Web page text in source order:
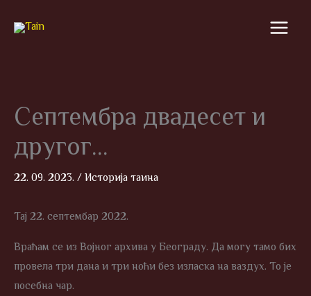
Септембра двадесет и
другог…
22. 09. 2023. /Историја таина
Тај 22. септембар 2022.
Враћам се из Војног архива у Београду. Да могу тамо бих
провела три дана и три ноћи без изласка на ваздух. То је
посебна чар.